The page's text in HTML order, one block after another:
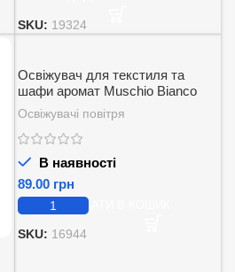
SKU: 19324
Освіжувач для текстиля та
шафи аромат Muschio Bianco
IRGE 3 шт.
Освіжувачі повітря
В наявності
грн
SKU: 16944